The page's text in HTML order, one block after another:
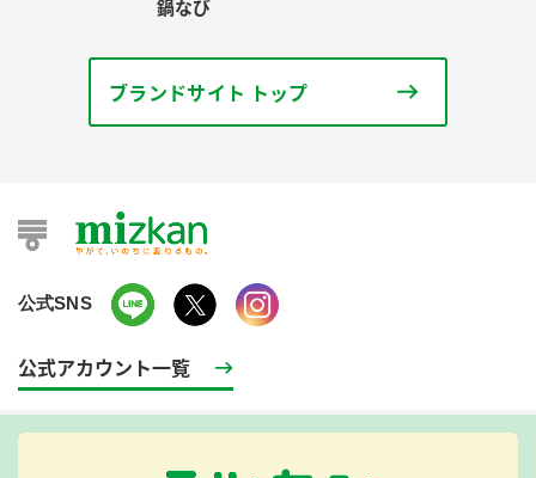
鍋なび
ブランドサイト トップ
公式SNS
公式アカウント一覧